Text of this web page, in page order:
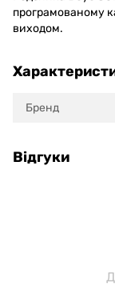
програмованому
виходом.
Бренд
Відгуки